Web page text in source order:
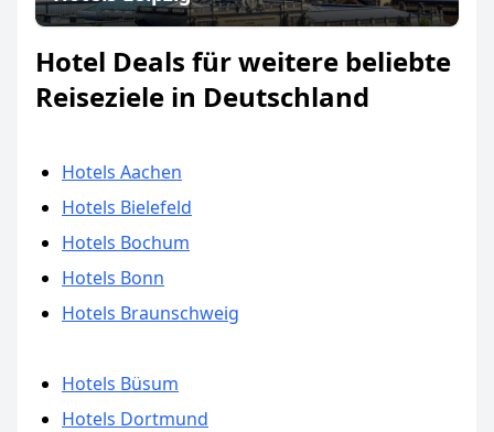
Hotel Deals für weitere beliebte
Reiseziele in Deutschland
Hotels Aachen
Hotels Bielefeld
Hotels Bochum
Hotels Bonn
Hotels Braunschweig
Hotels Büsum
Hotels Dortmund